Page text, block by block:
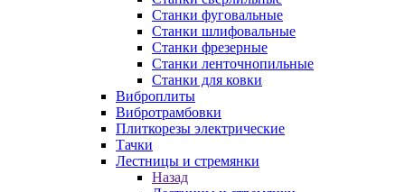
Станки фуговальные
Станки шлифовальные
Станки фрезерные
Станки ленточнопильные
Станки для ковки
Виброплиты
Вибротрамбовки
Плиткорезы электрические
Тачки
Лестницы и стремянки
Назад